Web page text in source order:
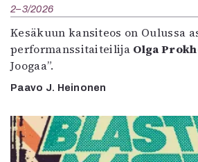
2–3/2026
Kesäkuun kansiteos on Oulussa
performanssitaiteilija Olga
Joogaa”.
Paavo J. Heinonen